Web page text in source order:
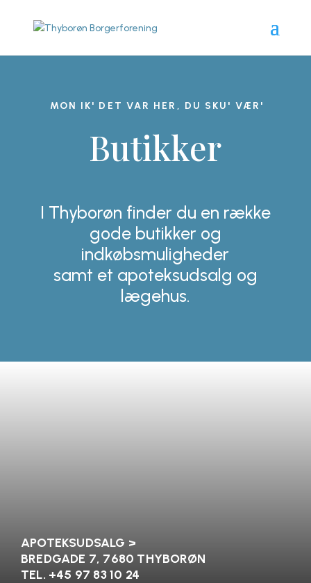
MON IK' DET VAR HER, DU SKU' VÆR'
Butikker
I Thyborøn finder du en række
gode butikker og
indkøbsmuligheder
samt et apoteksudsalg og
lægehus.
APOTEKSUDSALG >
BREDGADE 7, 7680 THYBORØN
TEL. +45 97 83 10 24